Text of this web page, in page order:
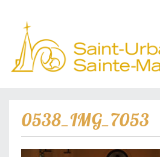
0538_IMG_7053